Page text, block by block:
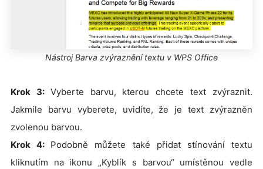
Nástroj Barva zvýraznění textu v WPS Office
Krok 3: Vyberte barvu, kterou chcete text zvýraznit.
Jakmile barvu vyberete, uvidíte, že je text zvýrazněn
zvolenou barvou.
Krok 4: Podobně můžete také přidat stínování textu
kliknutím na ikonu „Kyblík s barvou“ umístěnou vedle